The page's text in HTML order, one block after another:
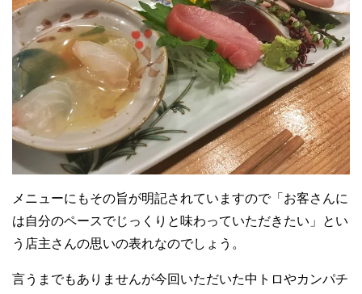
メニューにもその旨が明記されていますので「お客さんに
は自分のペースでじっくりと味わっていただきたい」とい
う店主さんの思いの表れなのでしょう。
言うまでもありませんが今回いただいた中トロやカンパチ